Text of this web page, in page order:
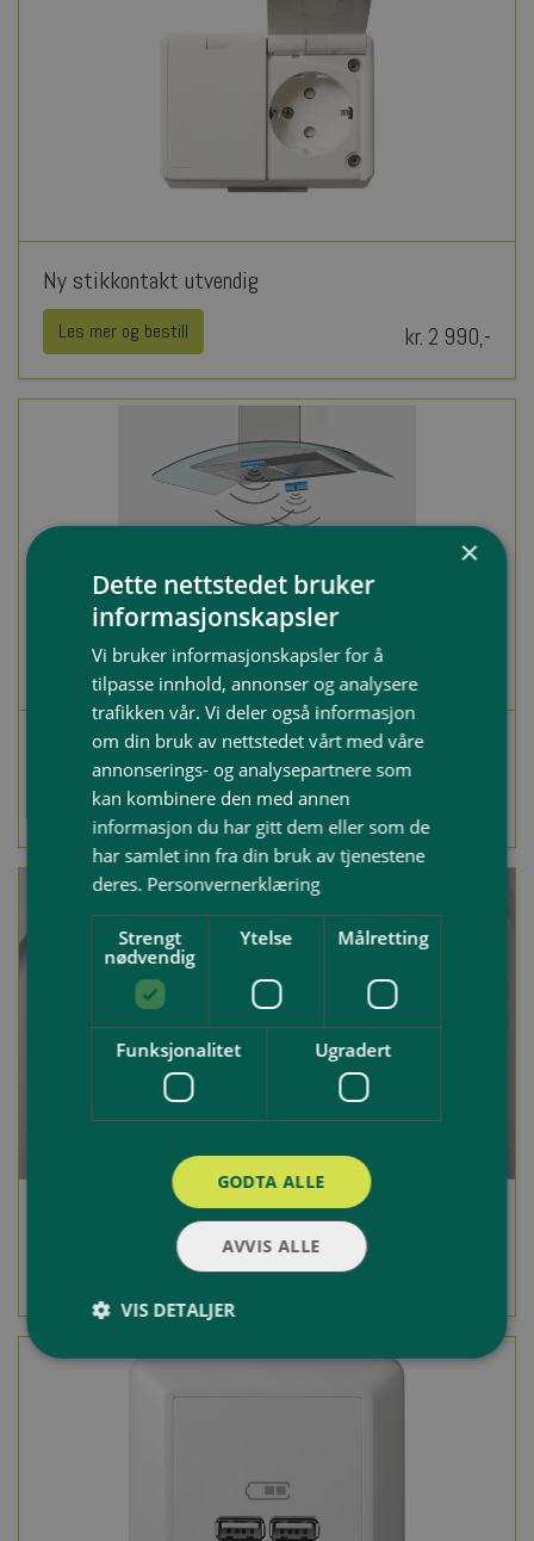
Ny stikkontakt utvendig
Les mer og bestill kr. 2 990,-
Komfyrvakt
Les mer og bestill
Utskiftning av ødelagt stikkontakt inne
Les mer og bestill
×
Dette nettstedet bruker
informasjonskapsler
Vi bruker informasjonskapsler for å
tilpasse innhold, annonser og analysere
trafikken vår. Vi deler også informasjon
om din bruk av nettstedet vårt med våre
annonserings- og analysepartnere som
kan kombinere den med annen
informasjon du har gitt dem eller som de
har samlet inn fra din bruk av tjenestene
deres. Personvernerklæring
Strengt
nødvendig
Ytelse Målretting
Funksjonalitet Ugradert
GODTA ALLE
AVVIS ALLE
VIS DETALJER